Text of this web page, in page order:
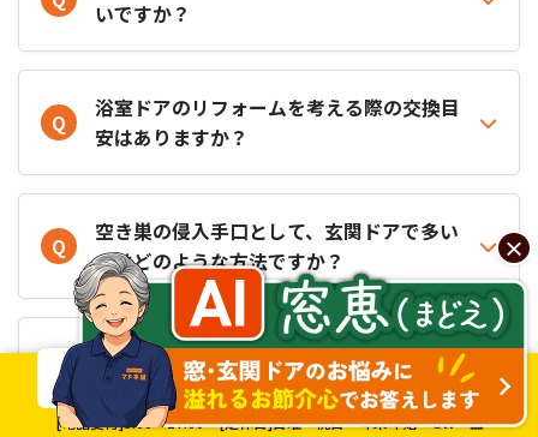
お電話は
こちら！
お問い合わせ
LINE相談
[電話受付]9:00～17:00[定休日]日曜・祝日・年末年始・GW・盆
いですか？
Q
浴室ドアのリフォームを考える際の交換目
安はありますか？
Q
空き巣の侵入手口として、玄関ドアで多い
のはどのような方法ですか？
Q
ご自宅の玄関が空き巣に狙われやすいかど
うかのチェックポイントは何ですか？
×